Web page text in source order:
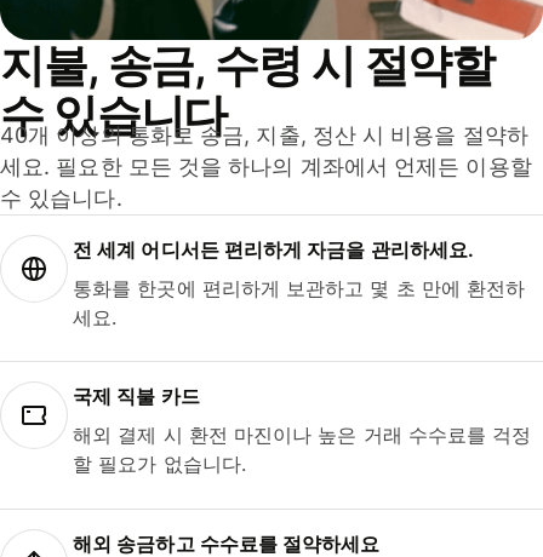
지불, 송금, 수령 시 절약할
수 있습니다
40개 이상의 통화로 송금, 지출, 정산 시 비용을 절약하
세요. 필요한 모든 것을 하나의 계좌에서 언제든 이용할
수 있습니다.
전 세계 어디서든 편리하게 자금을 관리하세요.
통화를 한곳에 편리하게 보관하고 몇 초 만에 환전하
세요.
국제 직불 카드
해외 결제 시 환전 마진이나 높은 거래 수수료를 걱정
할 필요가 없습니다.
해외 송금하고 수수료를 절약하세요